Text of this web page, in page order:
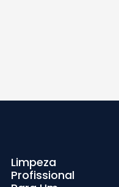
Limpeza
Profissional